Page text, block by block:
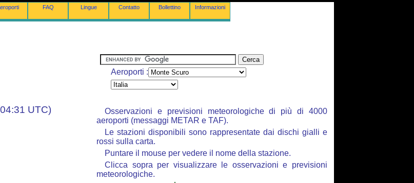
FAQ Lingue Contatto Bollettino Informazioni
Aeroporti :
UTC)
Osservazioni e previsioni meteorologiche di più di 4000
aeroporti (messaggi METAR e TAF).
Le stazioni disponibili sono rappresentate dai dischi gialli e
rossi sulla carta.
Puntare il mouse per vedere il nome della stazione.
Clicca sopra per visualizzare le osservazioni e previsioni
meteorologiche.